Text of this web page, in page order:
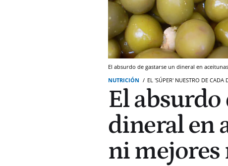
El absurdo de gastarse un dineral en
NUTRICIÓN
EL 'SÚPER' NUESTRO DE CADA
El absurdo
dineral en
ni mejores